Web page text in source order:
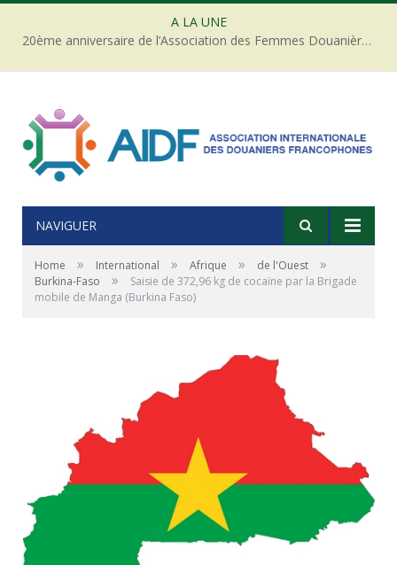
A LA UNE
20ème anniversaire de l’Association des Femmes Douanières de Côte d’ivoire
NAVIGUER
Home » International » Afrique » de l'Ouest »
Burkina-Faso »
Saisie de 372,96 kg de cocaïne par la Brigade
mobile de Manga (Burkina Faso)